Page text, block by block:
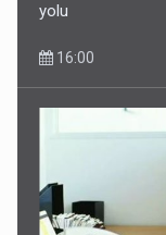
yolu
16:00